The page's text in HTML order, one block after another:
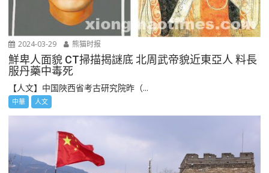
2024-03-29 熊猫时报
鮮卑人面貌 CT掃描揭謎底 北周武帝貌近東亞人 料長
服丹藥中毒死
【人文】中国陜西省考古研究院昨（...
中華 人文